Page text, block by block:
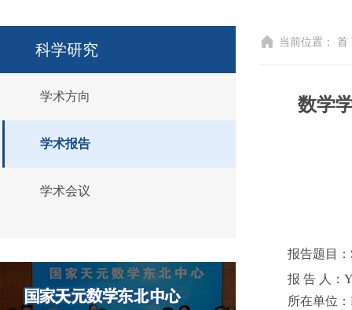
科学研究
学术方向
学术报告
学术会议
当前位置： 首
数学
报告题目：
报 告 人：
所在单位：